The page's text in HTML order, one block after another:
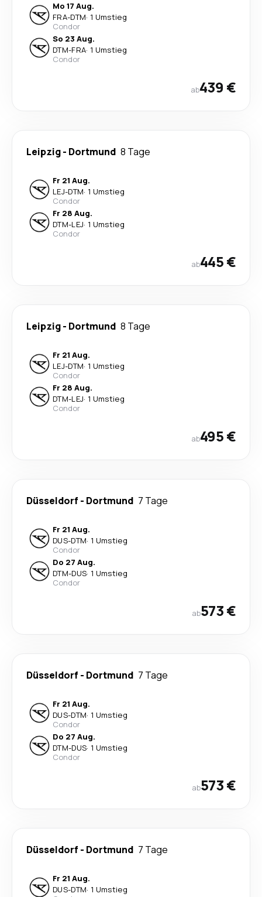
Mo 17 Aug.
FRA-DTM· 1 Umstieg
Condor
So 23 Aug.
DTM-FRA· 1 Umstieg
Condor
ab439 €
Leipzig- Dortmund 8 Tage
Fr 21 Aug.
LEJ-DTM· 1 Umstieg
Condor
Fr 28 Aug.
DTM-LEJ· 1 Umstieg
Condor
ab445 €
Leipzig- Dortmund 8 Tage
Fr 21 Aug.
LEJ-DTM· 1 Umstieg
Condor
Fr 28 Aug.
DTM-LEJ· 1 Umstieg
Condor
ab495 €
Düsseldorf - Dortmund 7 Tage
Fr 21 Aug.
DUS-DTM· 1 Umstieg
Condor
Do 27 Aug.
DTM-DUS· 1 Umstieg
Condor
ab573 €
Düsseldorf - Dortmund 7 Tage
Fr 21 Aug.
DUS-DTM· 1 Umstieg
Condor
Do 27 Aug.
DTM-DUS· 1 Umstieg
Condor
ab573 €
Düsseldorf - Dortmund 7 Tage
Fr 21 Aug.
DUS-DTM· 1 Umstieg